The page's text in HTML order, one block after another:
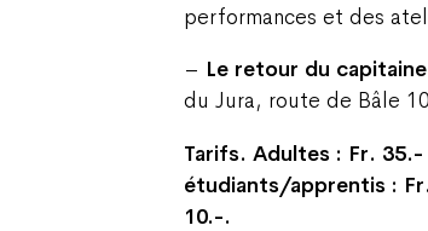
performances et des
– Le retour du
du Jura, route de Bâle
Tarifs. Adultes : Fr.
étudiants/apprentis :
10.-.